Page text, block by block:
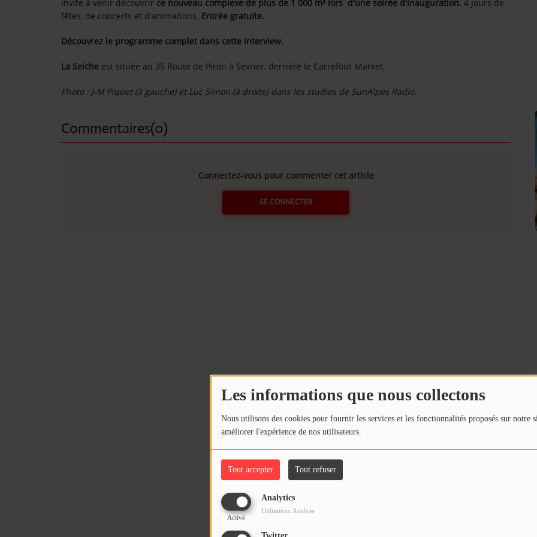
Les informations que nous collectons
Nous utilisons des cookies pour fournir les services et les fonctionnalités proposés sur notre
améliorer l'expérience de nos utilisateurs.
Tout accepter Tout refuser
Analytics
Activé
Utilisation: Analyse
UNE WEBRADIO DANS VOTRE ÉCOLE
invite à venir découvrir ce nouveau complexe de plus de 1 000 m² lors d'une soirée d'inauguration. 4 jours de
fêtes, de concerts et d'animations. Entrée gratuite.
Découvrez le programme complet dans cette interview.
La Seiche est située au 35 Route de Piron à Sevrier, derrière le Carrefour Market.
Photo : J-M Piquet (à gauche) et Luc Simon (à droite) dans les studios de SunAlpes Radio.
Commentaires(0)
Connectez-vous pour commenter cet article
SE CONNECTER